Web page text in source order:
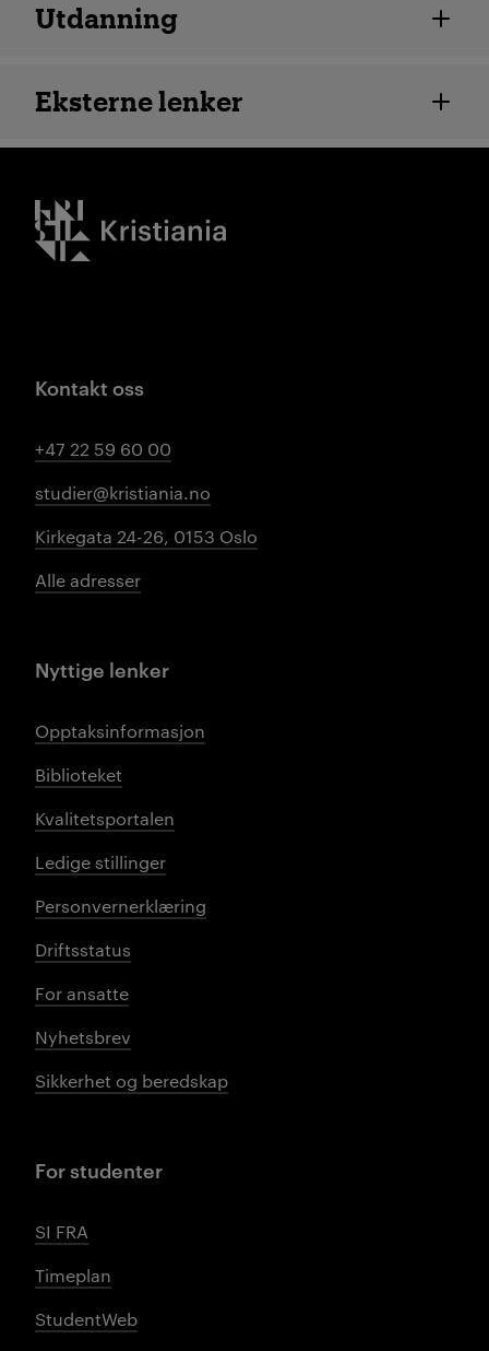
Utdanning
Eksterne lenker
Kristiania logo
Kontakt oss
+47 22 59 60 00
studier@kristiania.no
Kirkegata 24-26, 0153 Oslo
Alle adresser
Nyttige lenker
Opptaksinformasjon
Biblioteket
Kvalitetsportalen
Ledige stillinger
Personvernerklæring
Driftsstatus
For ansatte
Nyhetsbrev
Sikkerhet og beredskap
For studenter
SI FRA
Timeplan
StudentWeb